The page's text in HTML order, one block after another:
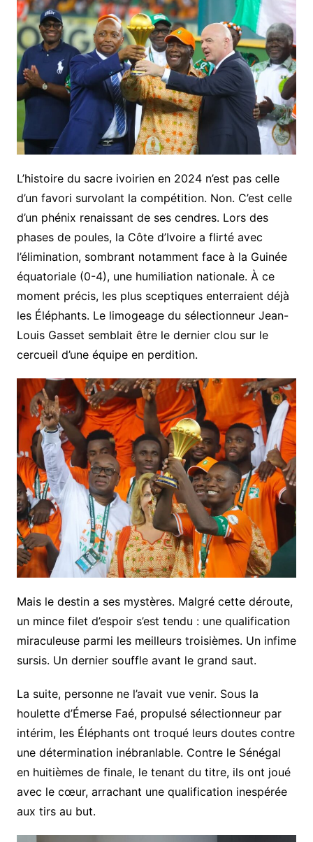
L’histoire du sacre ivoirien en 2024 n’est pas celle
d’un favori survolant la compétition. Non. C’est celle
d’un phénix renaissant de ses cendres. Lors des
phases de poules, la Côte d’Ivoire a flirté avec
l’élimination, sombrant notamment face à la Guinée
équatoriale (0-4), une humiliation nationale. À ce
moment précis, les plus sceptiques enterraient déjà
les Éléphants. Le limogeage du sélectionneur Jean-
Louis Gasset semblait être le dernier clou sur le
cercueil d’une équipe en perdition.
Mais le destin a ses mystères. Malgré cette déroute,
un mince filet d’espoir s’est tendu : une qualification
miraculeuse parmi les meilleurs troisièmes. Un infime
sursis. Un dernier souffle avant le grand saut.
La suite, personne ne l’avait vue venir. Sous la
houlette d’Émerse Faé, propulsé sélectionneur par
intérim, les Éléphants ont troqué leurs doutes contre
une détermination inébranlable. Contre le Sénégal
en huitièmes de finale, le tenant du titre, ils ont joué
avec le cœur, arrachant une qualification inespérée
aux tirs au but.